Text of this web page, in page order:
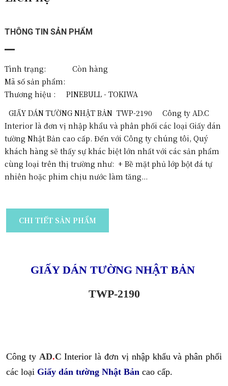
THÔNG TIN SẢN PHẨM
Tình trạng: Còn hàng
Mã số sản phẩm:
Thương hiệu :
PINEBULL - TOKIWA
GIẤY DÁN TƯỜNG NHẬT BẢN TWP-2190 Công ty AD.C
Interior là đơn vị nhập khẩu và phân phối các loại Giấy dán
tường Nhật Bản cao cấp. Đến với Công ty chúng tôi, Quý
khách hàng sẽ thấy sự khác biệt lớn nhất với các sản phẩm
cùng loại trên thị trường như: + Bề mặt phủ lớp bột đá tự
nhiên hoặc phim chịu nước làm tăng...
CHI TIẾT SẢN PHẨM
GIẤY DÁN TƯỜNG NHẬT BẢN
TWP-2190
Công ty AD.C Interior là đơn vị nhập khẩu và phân phối
các loại Giấy dán tường Nhật Bản cao cấp.